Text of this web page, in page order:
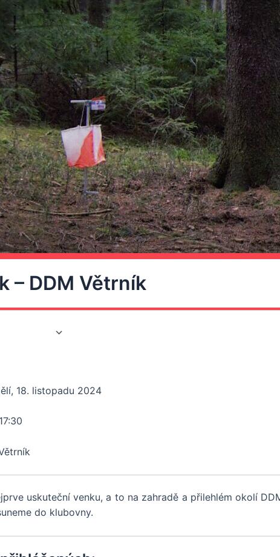
– DDM Větrník
ICS
18. listopadu 2024
uskuteční venku, a to na zahradě a přilehlém okolí
do klubovny.